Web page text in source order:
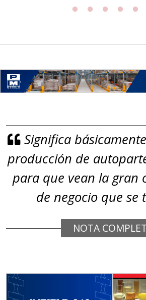
Especificaciones:
gestión ambiental.
Empresa en Jalisco
Requiere:
Especificaciones:
De alta pureza y
Garantizar composición
de calidad y gestión
Aplicar al
Significa
producción de
para que vean la gran
de negocio que se
NOTA